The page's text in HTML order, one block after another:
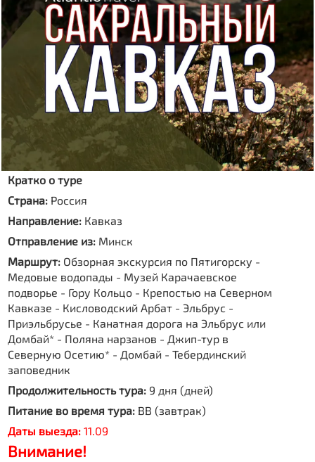
Кратко о туре
Страна: Россия
Направление: Кавказ
Отправление из: Минск
Маршрут: Обзорная экскурсия по Пятигорску -
Медовые водопады - Музей Карачаевское
подворье - Гору Кольцо - Крепостью на Северном
Кавказе - Кисловодский Арбат - Эльбрус -
Приэльбрусье - Канатная дорога на Эльбрус или
Домбай* - Поляна нарзанов - Джип-тур в
Северную Осетию* - Домбай - Тебердинский
заповедник
Продолжительность тура: 9 дня (дней)
Питание во время тура: BB (завтрак)
Даты выезда:11.09
Внимание!